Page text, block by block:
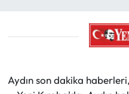
Aydın son dakika